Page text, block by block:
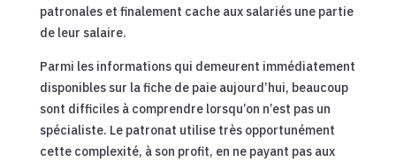
patronales et finalement cache aux salariés une partie
de leur salaire.
Parmi les informations qui demeurent immédiatement
disponibles sur la fiche de paie aujourd’hui, beaucoup
sont difficiles à comprendre lorsqu’on n’est pas un
spécialiste. Le patronat utilise très opportunément
cette complexité, à son profit, en ne payant pas aux